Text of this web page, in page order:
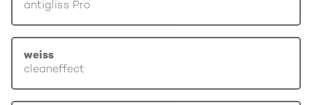
antigliss Pro
weiss
cleaneffect